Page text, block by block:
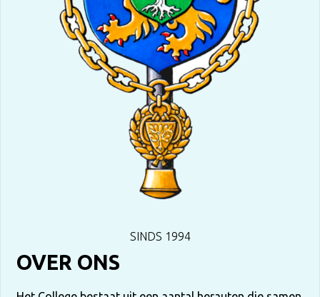
SINDS 1994
OVER ONS